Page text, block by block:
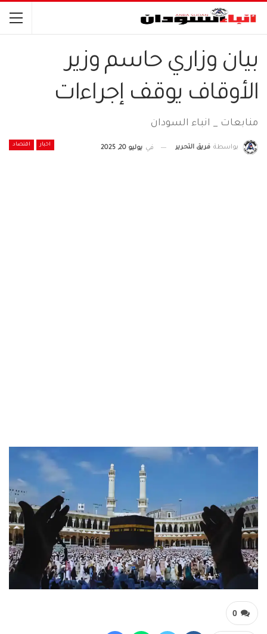
بيان وزاري حاسم وزير
الأوقاف يوقف إجراءات
منابعات _ انباء السودان
اخبار اقتصاد بواسطة فريق التحرير في يوليو 20, 2025
0